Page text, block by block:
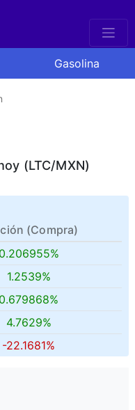
Gasolina
(LTC/MXN)
(Compra)
0.206955%
1.2539%
0.679868%
4.7629%
-22.1681%